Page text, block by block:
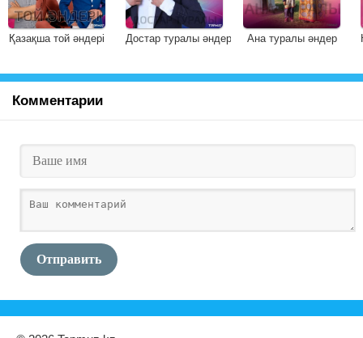
Қазақша той әндері Достар туралы әндер Ана туралы әндер
Комментарии
Отправить